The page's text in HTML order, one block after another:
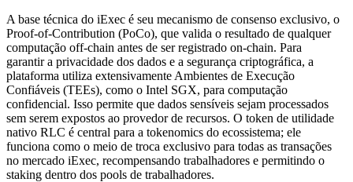
A base técnica do iExec é seu mecanismo de consenso exclusivo, o
Proof-of-Contribution (PoCo), que valida o resultado de qualquer
computação off-chain antes de ser registrado on-chain. Para
garantir a privacidade dos dados e a segurança criptográfica, a
plataforma utiliza extensivamente Ambientes de Execução
Confiáveis (TEEs), como o Intel SGX, para computação
confidencial. Isso permite que dados sensíveis sejam processados
sem serem expostos ao provedor de recursos. O token de utilidade
nativo RLC é central para a tokenomics do ecossistema; ele
funciona como o meio de troca exclusivo para todas as transações
no mercado iExec, recompensando trabalhadores e permitindo o
staking dentro dos pools de trabalhadores.